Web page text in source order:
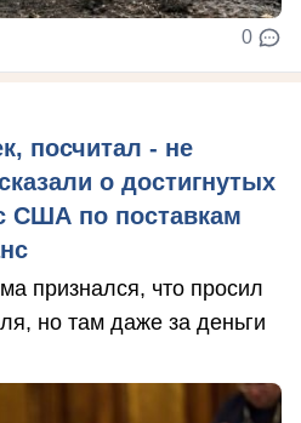
0
посчитал - не
о достигнутых
США по поставкам
признался, что просил
но там даже за деньги